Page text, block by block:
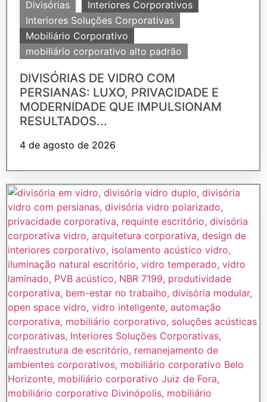
Divisórias
Interiores Corporativos
Interiores Soluções Corporativas
Mobiliário Corporativo
mobiliário corporativo alto padrão
DIVISÓRIAS DE VIDRO COM
PERSIANAS: LUXO, PRIVACIDADE E
MODERNIDADE QUE IMPULSIONAM
RESULTADOS...
4 de agosto de 2026